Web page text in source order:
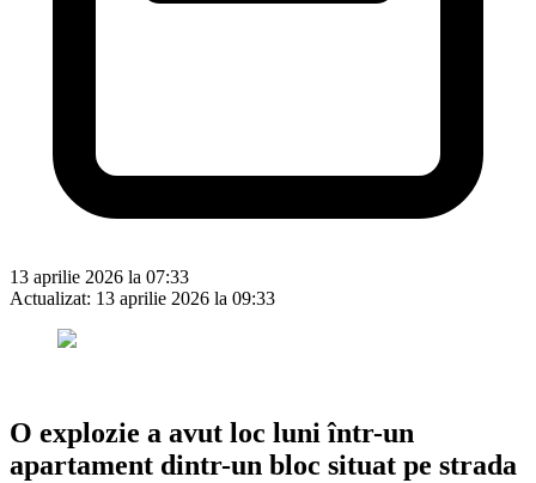
13 aprilie 2026 la 07:33
Actualizat: 13 aprilie 2026 la 09:33
O explozie a avut loc luni într-un
apartament dintr-un bloc situat pe strada